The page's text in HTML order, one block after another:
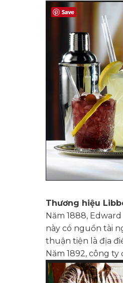
Thương hiệu
Năm 1888,
này có nguồn tài
thuận tiện là địa
Năm 1892, công